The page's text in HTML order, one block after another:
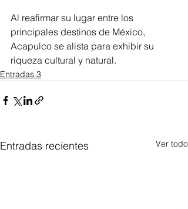
Al reafirmar su lugar entre los
principales destinos de México,
Acapulco se alista para exhibir su
riqueza cultural y natural.
Entradas 3
Entradas recientes Ver todo